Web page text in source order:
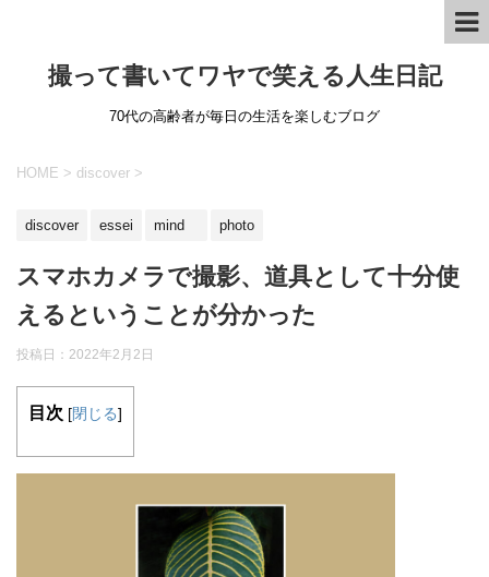
撮って書いてワヤで笑える人生日記
70代の高齢者が毎日の生活を楽しむブログ
HOME > discover >
discover essei mind photo
スマホカメラで撮影、道具として十分使
えるということが分かった
投稿日： 2022年2月2日
目次 [閉じる]